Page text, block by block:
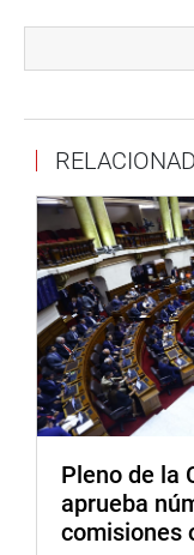
reunió con los
Veteranos de
En la cita, se
Pleno de la
aprueba
comisiones